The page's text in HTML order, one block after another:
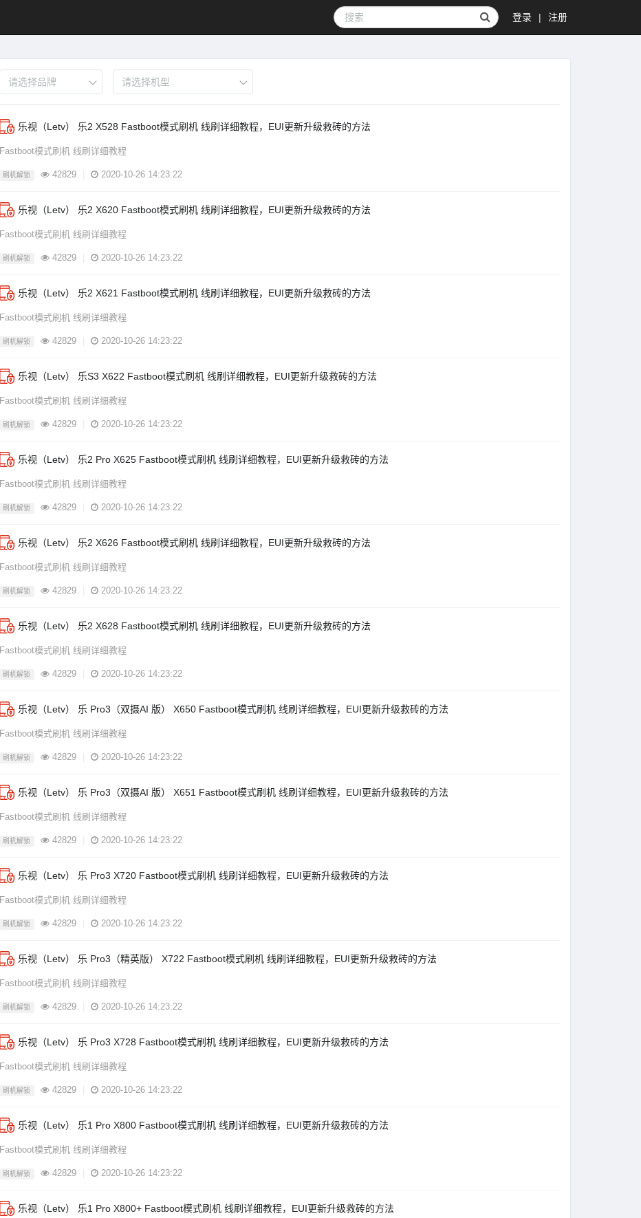
登录 | 注册
乐视（Letv） 乐2 X528 Fastboot模式刷机 线刷详细教程，EUI更新升级救砖的方法
Fastboot模式刷机 线刷详细教程
刷机解锁 42829 2020-10-26 14:23:22
乐视（Letv） 乐2 X620 Fastboot模式刷机 线刷详细教程，EUI更新升级救砖的方法
Fastboot模式刷机 线刷详细教程
刷机解锁 42829 2020-10-26 14:23:22
乐视（Letv） 乐2 X621 Fastboot模式刷机 线刷详细教程，EUI更新升级救砖的方法
Fastboot模式刷机 线刷详细教程
刷机解锁 42829 2020-10-26 14:23:22
乐视（Letv） 乐S3 X622 Fastboot模式刷机 线刷详细教程，EUI更新升级救砖的方法
Fastboot模式刷机 线刷详细教程
刷机解锁 42829 2020-10-26 14:23:22
乐视（Letv） 乐2 Pro X625 Fastboot模式刷机 线刷详细教程，EUI更新升级救砖的方法
Fastboot模式刷机 线刷详细教程
刷机解锁 42829 2020-10-26 14:23:22
乐视（Letv） 乐2 X626 Fastboot模式刷机 线刷详细教程，EUI更新升级救砖的方法
Fastboot模式刷机 线刷详细教程
刷机解锁 42829 2020-10-26 14:23:22
乐视（Letv） 乐2 X628 Fastboot模式刷机 线刷详细教程，EUI更新升级救砖的方法
Fastboot模式刷机 线刷详细教程
刷机解锁 42829 2020-10-26 14:23:22
乐视（Letv） 乐 Pro3（双摄AI 版） X650 Fastboot模式刷机 线刷详细教程，EUI更新升级救砖的方法
Fastboot模式刷机 线刷详细教程
刷机解锁 42829 2020-10-26 14:23:22
乐视（Letv） 乐 Pro3（双摄AI 版） X651 Fastboot模式刷机 线刷详细教程，EUI更新升级救砖的方法
Fastboot模式刷机 线刷详细教程
刷机解锁 42829 2020-10-26 14:23:22
乐视（Letv） 乐 Pro3 X720 Fastboot模式刷机 线刷详细教程，EUI更新升级救砖的方法
Fastboot模式刷机 线刷详细教程
刷机解锁 42829 2020-10-26 14:23:22
乐视（Letv） 乐 Pro3（精英版） X722 Fastboot模式刷机 线刷详细教程，EUI更新升级救砖的方法
Fastboot模式刷机 线刷详细教程
刷机解锁 42829 2020-10-26 14:23:22
乐视（Letv） 乐 Pro3 X728 Fastboot模式刷机 线刷详细教程，EUI更新升级救砖的方法
Fastboot模式刷机 线刷详细教程
刷机解锁 42829 2020-10-26 14:23:22
乐视（Letv） 乐1 Pro X800 Fastboot模式刷机 线刷详细教程，EUI更新升级救砖的方法
Fastboot模式刷机 线刷详细教程
刷机解锁 42829 2020-10-26 14:23:22
乐视（Letv） 乐1 Pro X800+ Fastboot模式刷机 线刷详细教程，EUI更新升级救砖的方法